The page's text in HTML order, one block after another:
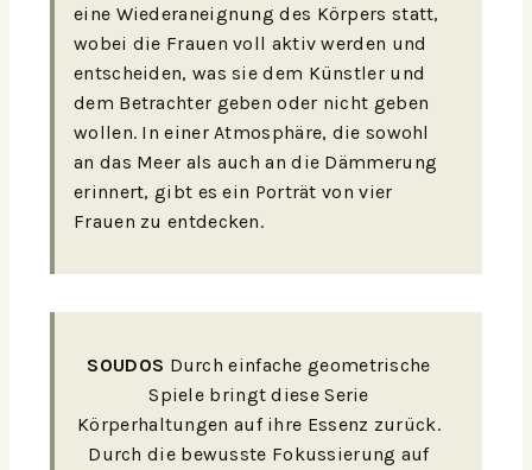
eine Wiederaneignung des Körpers statt,
wobei die Frauen voll aktiv werden und
entscheiden, was sie dem Künstler und
dem Betrachter geben oder nicht geben
wollen. In einer Atmosphäre, die sowohl
an das Meer als auch an die Dämmerung
erinnert, gibt es ein Porträt von vier
Frauen zu entdecken.
SOUDOS Durch einfache geometrische
Spiele bringt diese Serie
Körperhaltungen auf ihre Essenz zurück.
Durch die bewusste Fokussierung auf